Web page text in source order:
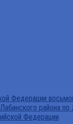
Федерации
района
Федерации